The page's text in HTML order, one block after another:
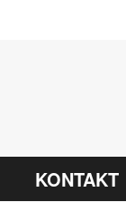
KONTAKT